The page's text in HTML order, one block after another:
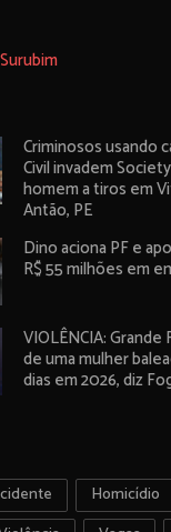
Criminosos usando
Civil invadem
homem a tiros em
Antão, PE
Dino aciona PF e
R$ 55 milhões em
VIOLÊNCIA:
de uma mulher
dias em 2026, diz
Homicídio